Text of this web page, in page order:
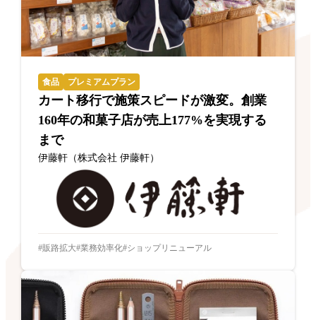
食品 プレミアムプラン
カート移行で施策スピードが激変。創業
160年の和菓子店が売上177%を実現する
まで
伊藤軒（株式会社 伊藤軒）
販路拡大 業務効率化 ショップリニューアル